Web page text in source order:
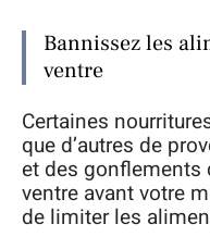
Bannissez les
ventre
Certaines
que d’autres de
et des gonflements
ventre avant votre
de limiter les